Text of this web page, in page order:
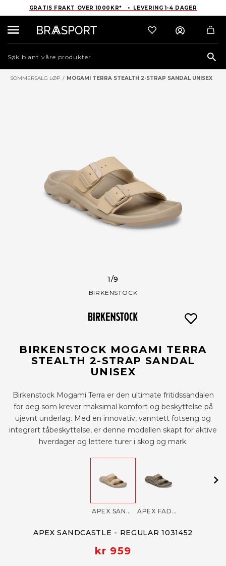
GRATIS FRAKT OVER 1000KR* • LEVERING 1-4 DAGER
SOMMERSALG LØP / MOGAMI TERRA STEALTH 2-STRAP SANDAL UNISEX
1/9
BIRKENSTOCK
BIRKENSTOCK MOGAMI TERRA
STEALTH 2-STRAP SANDAL
UNISEX
Birkenstock Mogami Terra er den ultimate fritidssandalen
for deg som krever maksimal komfort og beskyttelse på
ujevnt underlag. Med en innovativ, vanntett fotseng og
integrert tåbeskyttelse, er denne modellen skapt for aktive
hverdager og lettere turer i skog og mark.
APEX SANDCASTLE - REGULAR 1031452 APEX FADED KHAKI - REGULAR 1029596
APEX SANDCASTLE - REGULAR 1031452
kr 959